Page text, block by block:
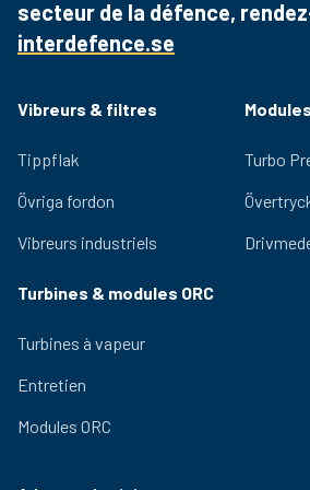
en hög skyddsnivå behövs och där
väderförhållanden är ett stort problem,
förrenare som helst.
secteur de la défence,
interdefence.se
Vibreurs & filtres
Tippflak
Övriga fordon
Vibreurs industriels
Turbo
Turbines & modules ORC
Turbines à vapeur
Entretien
Modules ORC